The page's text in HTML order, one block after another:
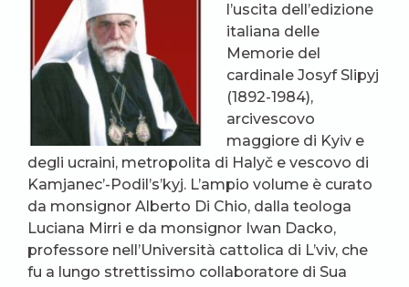
l’uscita dell’edizione
italiana delle
Memorie del
cardinale Josyf Slipyj
(1892-1984),
arcivescovo
maggiore di Kyiv e
degli ucraini, metropolita di Halyč e vescovo di
Kamjanec’-Podil’s’kyj. L’ampio volume è curato
da monsignor Alberto Di Chio, dalla teologa
Luciana Mirri e da monsignor Iwan Dacko,
professore nell’Università cattolica di L’viv, che
fu a lungo strettissimo collaboratore di Sua